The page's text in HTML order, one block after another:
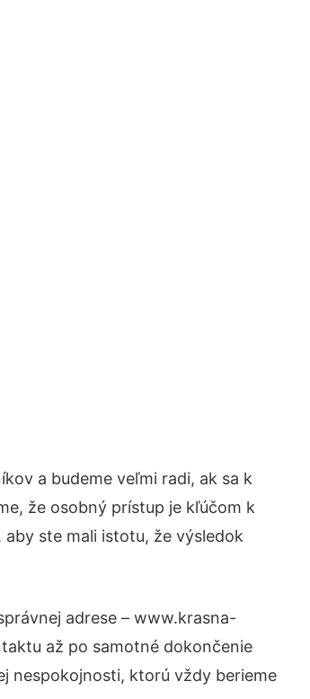
a budeme veľmi radi, ak sa k
že osobný prístup je kľúčom k
ste mali istotu, že výsledok
adrese – www.krasna-
až po samotné dokončenie
nespokojnosti, ktorú vždy berieme